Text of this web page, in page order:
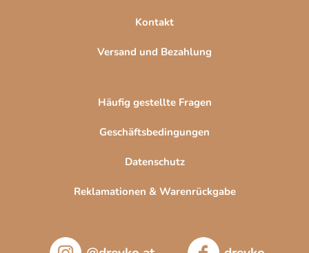
Kontakt
Versand und Bezahlung
Häufig gestellte Fragen
Geschäftsbedingungen
Datenschutz
Reklamationen & Warenrückgabe